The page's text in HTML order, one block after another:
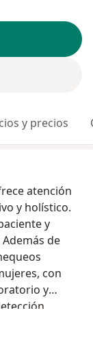
y precios
atención
y holístico.
y
de
con
y
óptima a